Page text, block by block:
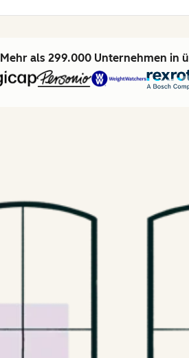
Mehr als 299.000 Unternehmen in